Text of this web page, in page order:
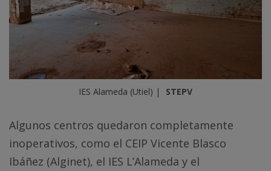
IES Alameda (Utiel) | STEPV
Algunos centros quedaron completamente
inoperativos, como el CEIP Vicente Blasco
Ibáñez (Alginet), el IES L’Alameda y el